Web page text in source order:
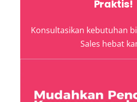
Praktis!
Konsultasikan kebutuhan
Sales hebat